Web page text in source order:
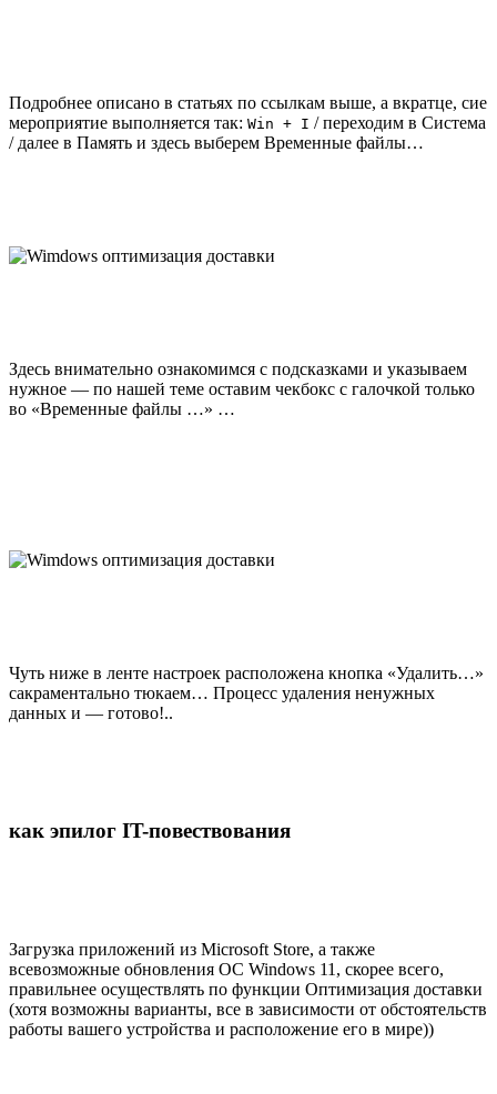
Подробнее описано в статьях по ссылкам выше, а вкратце, сие
мероприятие выполняется так: Win + I / переходим в Система
/ далее в Память и здесь выберем Временные файлы…
Здесь внимательно ознакомимся с подсказками и указываем
нужное — по нашей теме оставим чекбокс с галочкой только
во «Временные файлы …» …
Чуть ниже в ленте настроек расположена кнопка «Удалить…»
сакраментально тюкаем… Процесс удаления ненужных
данных и — готово!..
как эпилог IT-повествования
Загрузка приложений из Microsoft Store, а также
всевозможные обновления ОС Windows 11, скорее всего,
правильнее осуществлять по функции Оптимизация доставки
(хотя возможны варианты, все в зависимости от обстоятельств
работы вашего устройства и расположение его в мире))